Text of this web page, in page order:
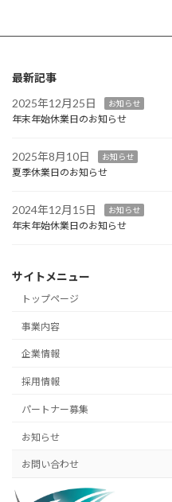
最新記事
2025年12月25日
お知らせ
年末年始休業日のお知らせ
2025年8月10日 お知らせ
夏季休業日のお知らせ
2024年12月15日 お知らせ
年末年始休業日のお知らせ
サイトメニュー
トップページ
事業内容
企業情報
採用情報
パートナー募集
お知らせ
お問い合わせ